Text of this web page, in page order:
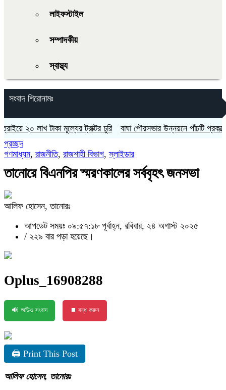
লাইফস্টাইল
সম্পাদকীয়
স্বাস্থ্য
সংবাদ শিরোনামঃ
লাখ টাকা মূল্যের ট্রাক্টর চুরি বাঘা পৌরসভার উন্নয়নে পাঁচটি প্রকল্পের
প্রচ্ছদ
গণমাধ্যম, রাজনীতি, রাজশাহী বিভাগ,স্লাইডার
তানোরে বিএনপির স্মরণকালের সর্ববৃহৎ জনসভা
আলিফ হোসেন, তানোরঃ
আপডেট সময়ঃ ০৯:৫৭:১৮ পূর্বাহ্ন, রবিবার, ২৪ অগাস্ট ২০২৫
/ ২২৯ বার পড়া হয়েছে।
Oplus_16908288
🔊 অডিও সংবাদ ⏹ বন্ধ করুন
🖨 Print This Post
আলিফ হোসেন, তানোরঃ